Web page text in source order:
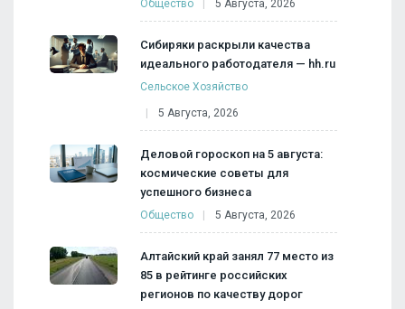
Общество 5 Августа, 2026
Сибиряки раскрыли качества
идеального работодателя — hh.ru
Сельское Хозяйство
5 Августа, 2026
Деловой гороскоп на 5 августа:
космические советы для
успешного бизнеса
Общество 5 Августа, 2026
Алтайский край занял 77 место из
85 в рейтинге российских
регионов по качеству дорог